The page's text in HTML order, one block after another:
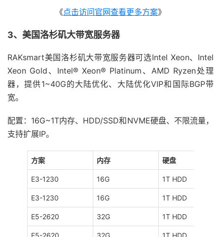
《点击访问官网查看更多方案》
3、美国洛杉矶大带宽服务器
RAKsmart美国洛杉矶大带宽服务器可选Intel Xeon、Intel
Xeon Gold、Intel® Xeon® Platinum、AMD Ryzen处理
器，提供1~40G的大陆优化、大陆优化VIP和国际BGP带
宽。
配置：16G~1T内存、HDD/SSD和NVME硬盘、不限流量，
支持扩展IP。
方案 内存 硬盘
E3-1230 16G 1T HDD
E3-1230 16G 1T HDD
E5-2620 32G 1T HDD
E5-2620 32G 1T HDD